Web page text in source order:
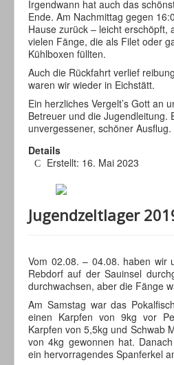
Irgendwann hat auch das
Ende. Am Nachmittag gegen
Hause zurück – leicht erschöpft,
vielen Fänge, die als Filet oder
Kühlboxen füllten.
Auch die Rückfahrt verlief
waren wir wieder in Eichstätt.
Ein herzliches Vergelt’s Gott an
Betreuer und die Jugendleitung.
unvergessener, schöner Ausflug.
Details
Erstellt: 16. Mai 2023
Jugendzeltlager
Vom 02.08. – 04.08. haben wir
Rebdorf auf der Sauinsel
durchwachsen, aber die Fänge
Am Samstag war das
einen Karpfen von 9kg vor
Karpfen von 5,5kg und Schwab
von 4kg gewonnen hat.
ein hervorragendes Spanferkel